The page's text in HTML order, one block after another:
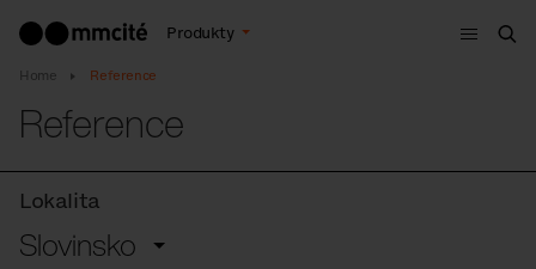
Produkty
Menu
Home Reference
Reference
Lokalita
Slovinsko